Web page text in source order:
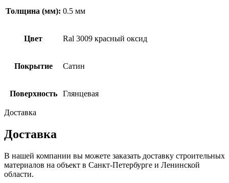
Толщина (мм): 0.5 мм
Цвет Ral 3009 красный оксид
Покрытие Сатин
Поверхность Глянцевая
Доставка
Доставка
В нашей компании вы можете заказать доставку строительных
материалов на объект в Санкт-Петербурге и Ленинской
области.